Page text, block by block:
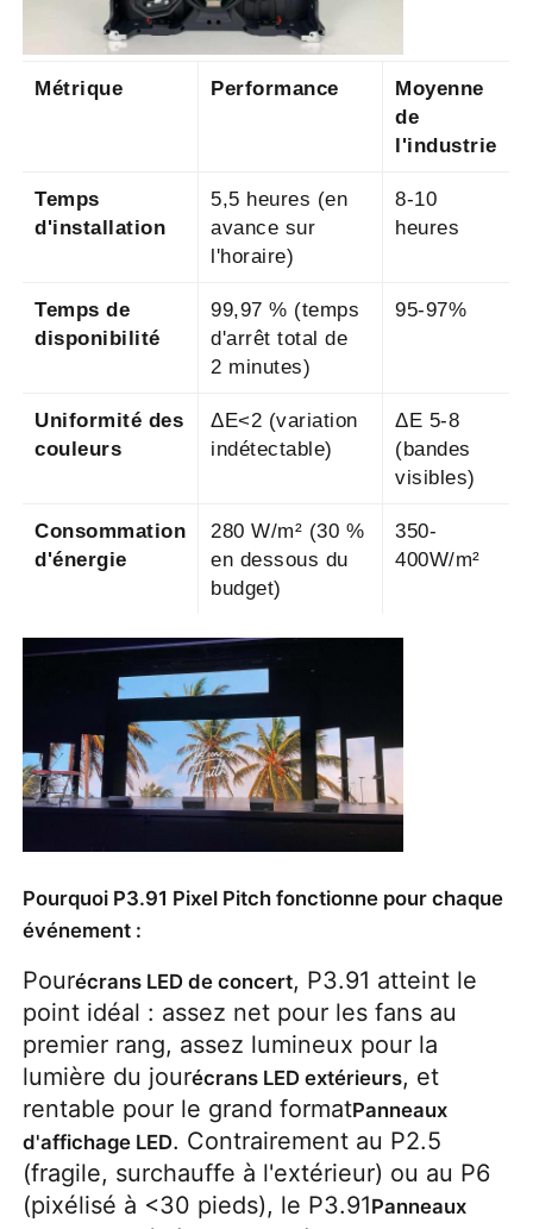
Métrique Performance
Moyenne
de
l'industrie
Temps
d'installation
5,5 heures (en
avance sur
l'horaire)
8-10
heures
Temps de
disponibilité
99,97 % (temps
d'arrêt total de
2 minutes)
95-97%
Uniformité des
couleurs
ΔE<2 (variation
indétectable)
ΔE 5-8
(bandes
visibles)
Consommation
d'énergie
280 W/m² (30 %
en dessous du
budget)
350-
400W/m²
Pourquoi P3.91 Pixel Pitch fonctionne pour chaque
événement :
Pourécrans LED de concert, P3.91 atteint le
point idéal : assez net pour les fans au
premier rang, assez lumineux pour la
lumière du jourécrans LED extérieurs, et
rentable pour le grand formatPanneaux
d'affichage LED. Contrairement au P2.5
(fragile, surchauffe à l'extérieur) ou au P6
(pixélisé à <30 pieds), le P3.91Panneaux